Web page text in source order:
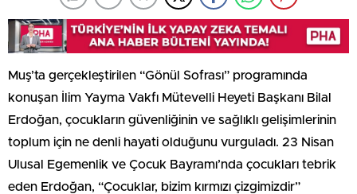
Muş’ta gerçekleştirilen “Gönül Sofrası” programında
konuşan İlim Yayma Vakfı Mütevelli Heyeti Başkanı Bilal
Erdoğan, çocukların güvenliğinin ve sağlıklı gelişimlerinin
toplum için ne denli hayati olduğunu vurguladı. 23 Nisan
Ulusal Egemenlik ve Çocuk Bayramı’nda çocukları tebrik
eden Erdoğan, “Çocuklar, bizim kırmızı çizgimizdir”